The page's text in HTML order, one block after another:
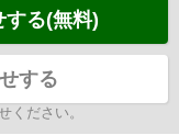
する(無料)
する
ください。